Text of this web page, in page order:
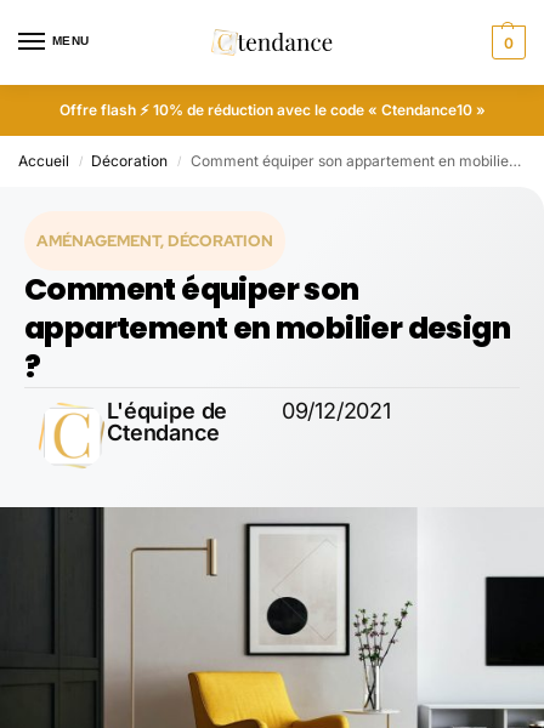
MENU 0
Offre flash ⚡ 10% de réduction avec le code « Ctendance10 »
Accueil / Décoration / Comment équiper son appartement en mobilier design ?
AMÉNAGEMENT, DÉCORATION
Comment équiper son
appartement en mobilier design
?
L'équipe de
Ctendance
09/12/2021